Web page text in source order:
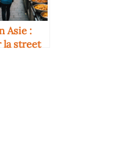
Asie :
la street